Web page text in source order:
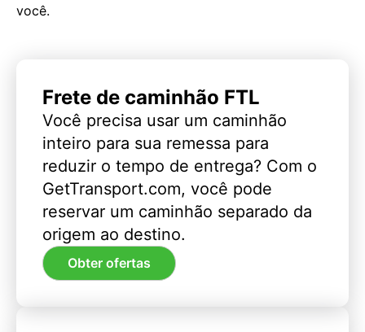
você.
Frete de caminhão FTL
Você precisa usar um caminhão
inteiro para sua remessa para
reduzir o tempo de entrega? Com o
GetTransport.com, você pode
reservar um caminhão separado da
origem ao destino.
Obter ofertas